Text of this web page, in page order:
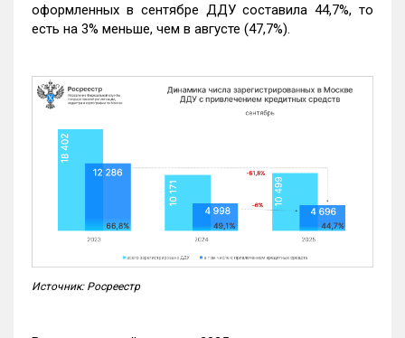
оформленных в сентябре ДДУ составила 44,7%, то
есть на 3% меньше, чем в августе (47,7%).
Источник: Росреестр